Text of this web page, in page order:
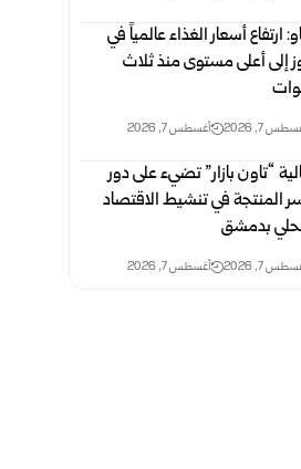
ارتفاع أسعار الغذاء عالمياً في
إلى أعلى مستوى منذ ثلاث
7, 2026 أغسطس 7, 2026
“تاون بازار” تضيء على دور
المنتجة في تنشيط الاقتصاد
بدمشق
7, 2026 أغسطس 7, 2026